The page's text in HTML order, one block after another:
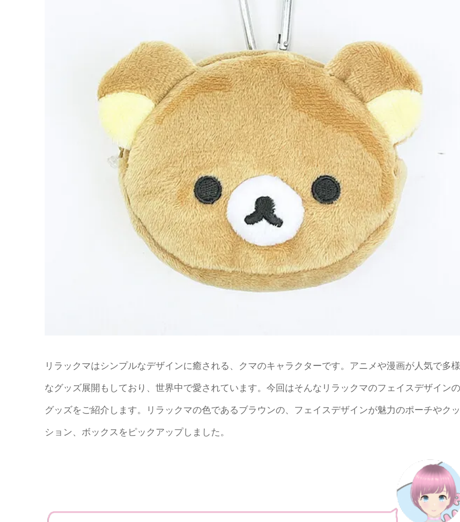
リラックマはシンプルなデザインに癒される、クマのキャラクターです。アニメや漫画が人気で多様
なグッズ展開もしており、世界中で愛されています。今回はそんなリラックマのフェイスデザインの
グッズをご紹介します。リラックマの色であるブラウンの、フェイスデザインが魅力のポーチやクッ
ション、ボックスをピックアップしました。